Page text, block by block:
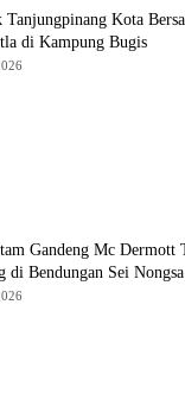
Tanjungpinang Kota
di Kampung Bugis
Gandeng Mc Dermott
di Bendungan Sei Nongsa